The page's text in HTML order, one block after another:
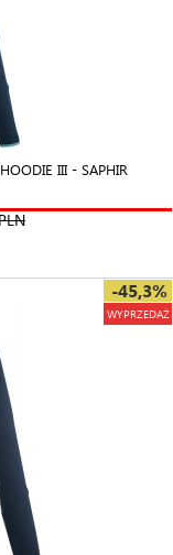
III - SAPHIR
-45,3%
WYPRZEDAŻ